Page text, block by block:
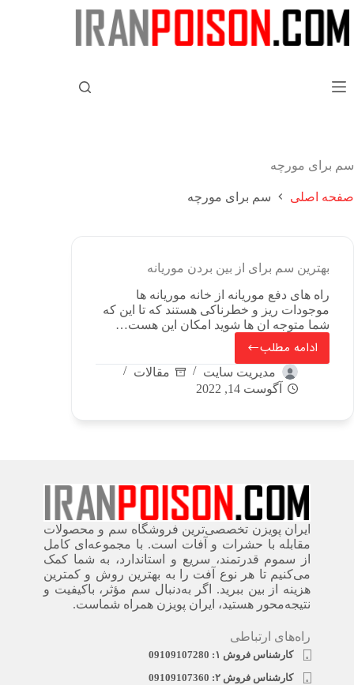
سم برای مورچه
صفحه اصلی سم برای مورچه
بهترین سم برای از بین بردن موریانه
راه های دفع موریانه از خانه موریانه ها
موجودات ریز و خطرناکی هستند که تا این که
شما متوجه ان ها شوید امکان این هست…
ادامه مطلب
مدیریت سایت
مقالات
آگوست 14, 2022
ایران پویزن تخصصی‌ترین فروشگاه سم و محصولات
مقابله با حشرات و آفات است. با مجموعه‌ای کامل
از سموم قدرتمند، سریع‌ و استاندارد، به شما کمک
می‌کنیم تا هر نوع آفت را به بهترین روش و کمترین
هزینه از بین ببرید. اگر به‌دنبال سم مؤثر، باکیفیت و
نتیجه‌محور هستید، ایران پویزن همراه شماست.
راه‌های ارتباطی
کارشناس فروش ۱: 09109107280
کارشناس فروش ۲: 09109107360